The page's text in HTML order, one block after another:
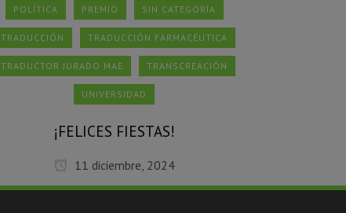
POLÍTICA PREMIO SIN CATEGORÍA
TRADUCCIÓN TRADUCCIÓN FARMACÉUTICA
TRADUCTOR JURADO MAE TRANSCREACIÓN
UNIVERSIDAD
¡FELICES FIESTAS!
11 diciembre, 2024